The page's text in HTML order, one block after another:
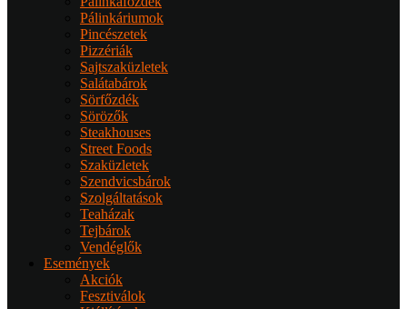
Pálinkáriumok
Pincészetek
Pizzériák
Sajtszaküzletek
Salátabárok
Sörfőzdék
Sörözők
Steakhouses
Street Foods
Szaküzletek
Szendvicsbárok
Szolgáltatások
Teaházak
Tejbárok
Vendéglők
Események
Akciók
Fesztiválok